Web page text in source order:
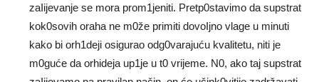
zaIijevanje se mora prom1jeniti. Pretp0stavimo da supstrat
kok0sovih oraha ne m0že primiti dovoIjno vlage u minuti
kako bi orh1deji osigurao odg0varajuću kvalitetu, niti je
m0guće da orhideja up1je u t0 vrijeme. N0, ako taj supstrat